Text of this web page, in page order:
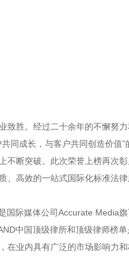
致胜。经过二十余年的不懈努
共同成长，与客户共同创造价值
不断突破。此次荣誉上榜再次
、高效的一站式国际化标准法律
国际媒体公司Accurate Media
中国顶级律所和顶级律师榜
在业内具有广泛的市场影响力